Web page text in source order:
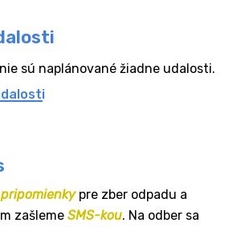
sú naplánované žiadne udalosti.
pripomienkypre zber odpadu a
zašleme SMS-kou. Na odber sa